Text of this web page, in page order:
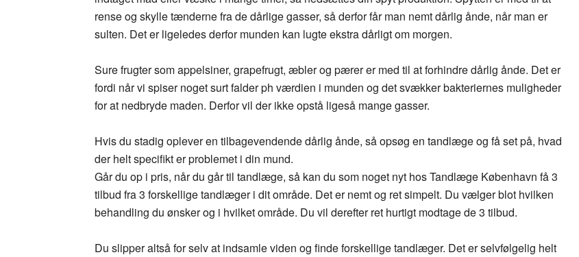
rense og skylle tænderne fra de dårlige gasser, så derfor får man nemt dårlig ånde, når man er
sulten. Det er ligeledes derfor munden kan lugte ekstra dårligt om morgen.
Sure frugter som appelsiner, grapefrugt, æbler og pærer er med til at forhindre dårlig ånde. Det er
fordi når vi spiser noget surt falder ph værdien i munden og det svækker bakteriernes muligheder
for at nedbryde maden. Derfor vil der ikke opstå ligeså mange gasser.
Hvis du stadig oplever en tilbagevendende dårlig ånde, så opsøg en tandlæge og få set på, hvad
der helt specifikt er problemet i din mund.
Går du op i pris, når du går til tandlæge, så kan du som noget nyt hos Tandlæge København få 3
tilbud fra 3 forskellige tandlæger i dit område. Det er nemt og ret simpelt. Du vælger blot hvilken
behandling du ønsker og i hvilket område. Du vil derefter ret hurtigt modtage de 3 tilbud.
Du slipper altså for selv at indsamle viden og finde forskellige tandlæger. Det er selvfølgelig helt